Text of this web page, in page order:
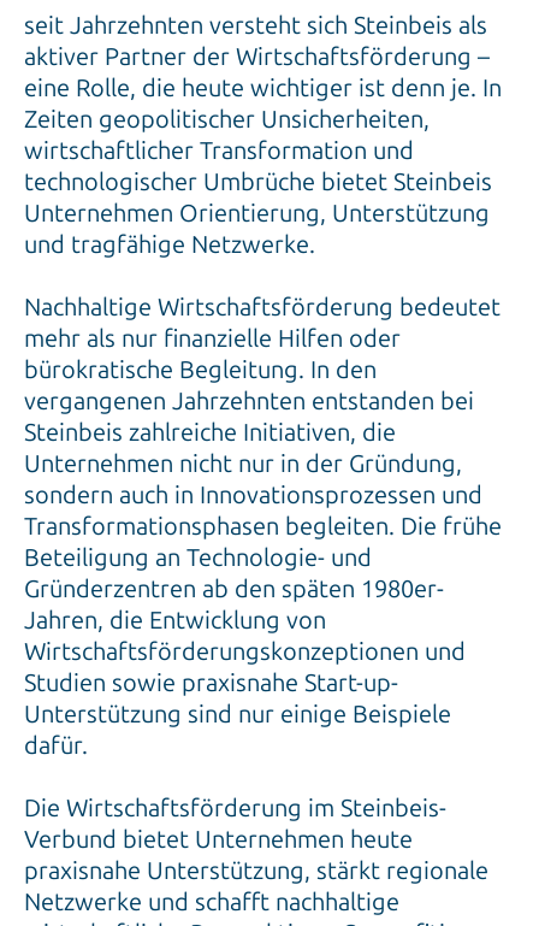
seit Jahrzehnten versteht sich Steinbeis als
aktiver Partner der Wirtschaftsförderung –
eine Rolle, die heute wichtiger ist denn je. In
Zeiten geopolitischer Unsicherheiten,
wirtschaftlicher Transformation und
technologischer Umbrüche bietet Steinbeis
Unternehmen Orientierung, Unterstützung
und tragfähige Netzwerke.
Nachhaltige Wirtschaftsförderung bedeutet
mehr als nur finanzielle Hilfen oder
bürokratische Begleitung. In den
vergangenen Jahrzehnten entstanden bei
Steinbeis zahlreiche Initiativen, die
Unternehmen nicht nur in der Gründung,
sondern auch in Innovationsprozessen und
Transformationsphasen begleiten. Die frühe
Beteiligung an Technologie- und
Gründerzentren ab den späten 1980er-
Jahren, die Entwicklung von
Wirtschaftsförderungskonzeptionen und
Studien sowie praxisnahe Start-up-
Unterstützung sind nur einige Beispiele
dafür.
Die Wirtschaftsförderung im Steinbeis-
Verbund bietet Unternehmen heute
praxisnahe Unterstützung, stärkt regionale
Netzwerke und schafft nachhaltige